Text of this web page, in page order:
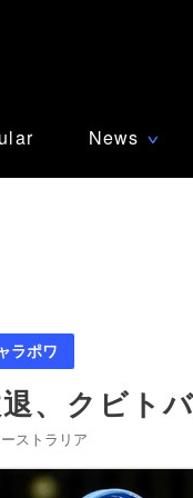
News ∨
ラポワ
、クビト
ストラリア